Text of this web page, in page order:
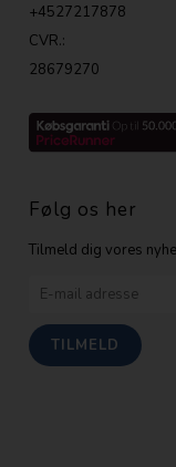
+4527217878
CVR.:
28679270
Følg os her
Tilmeld dig vores